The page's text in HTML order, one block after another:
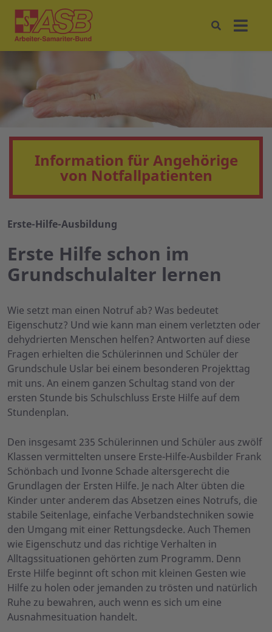
Information für Angehörige
von Notfallpatienten
Erste-Hilfe-Ausbildung
Erste Hilfe schon im
Grundschulalter lernen
Wie setzt man einen Notruf ab? Was bedeutet
Eigenschutz? Und wie kann man einem verletzten oder
dehydrierten Menschen helfen? Antworten auf diese
Fragen erhielten die Schülerinnen und Schüler der
Grundschule Uslar bei einem besonderen Projekttag
mit uns. An einem ganzen Schultag stand von der
ersten Stunde bis Schulschluss Erste Hilfe auf dem
Stundenplan.
Den insgesamt 235 Schülerinnen und Schüler aus zwölf
Klassen vermittelten unsere Erste-Hilfe-Ausbilder Frank
Schönbach und Ivonne Schade altersgerecht die
Grundlagen der Ersten Hilfe. Je nach Alter übten die
Kinder unter anderem das Absetzen eines Notrufs, die
stabile Seitenlage, einfache Verbandstechniken sowie
den Umgang mit einer Rettungsdecke. Auch Themen
wie Eigenschutz und das richtige Verhalten in
Alltagssituationen gehörten zum Programm. Denn
Erste Hilfe beginnt oft schon mit kleinen Gesten wie
Hilfe zu holen oder jemanden zu trösten und natürlich
Ruhe zu bewahren, auch wenn es sich um eine
Ausnahmesituation handelt.